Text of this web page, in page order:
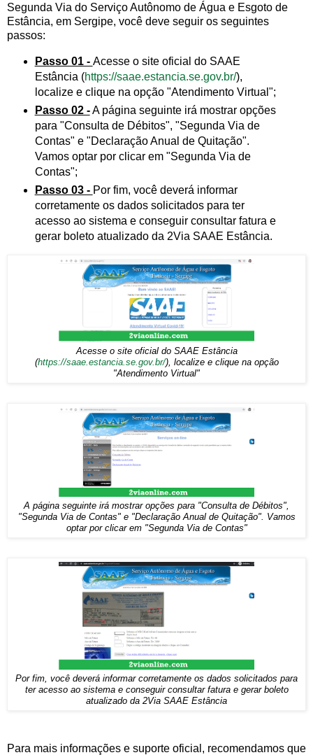
Segunda Via do Serviço Autônomo de Água e Esgoto de
Estância, em Sergipe, você deve seguir os seguintes
passos:
Passo 01 - Acesse o site oficial do SAAE
Estância (https://saae.estancia.se.gov.br/),
localize e clique na opção "Atendimento Virtual";
Passo 02 -A página seguinte irá mostrar opções
para "Consulta de Débitos", "Segunda Via de
Contas" e "Declaração Anual de Quitação".
Vamos optar por clicar em "Segunda Via de
Contas";
Passo 03 - Por fim, você deverá informar
corretamente os dados solicitados para ter
acesso ao sistema e conseguir consultar fatura e
gerar boleto atualizado da 2Via SAAE Estância.
Acesse o site oficial do SAAE Estância
(https://saae.estancia.se.gov.br/), localize e clique na opção
"Atendimento Virtual"
A página seguinte irá mostrar opções para "Consulta de Débitos",
"Segunda Via de Contas" e "Declaração Anual de Quitação". Vamos
optar por clicar em "Segunda Via de Contas"
Por fim, você deverá informar corretamente os dados solicitados para
ter acesso ao sistema e conseguir consultar fatura e gerar boleto
atualizado da 2Via SAAE Estância
Para mais informações e suporte oficial, recomendamos que